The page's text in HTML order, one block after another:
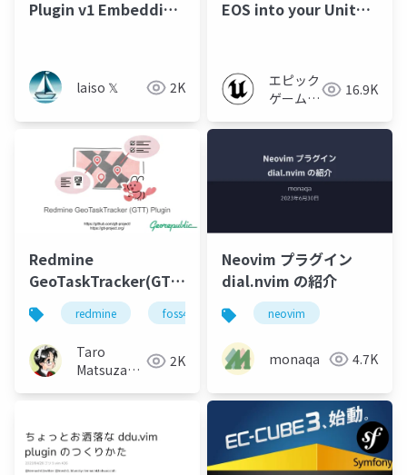
Plugin v1 Embedding
laiso 𝕏 2K
EOS into your Unity
エピック
ゲームズ
16.9K
Redmine
GeoTaskTracker(GTT)
Pluginredmine foss4g osgeo
Taro
Matsuzawa
2K
Neovim プラグイン
dial.nvim の紹介
neovim
monaqa 4.7K